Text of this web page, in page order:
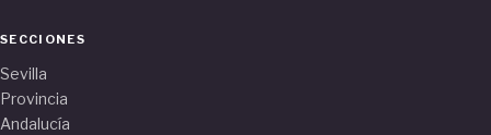
SECCIONES
Sevilla
Provincia
Andalucía